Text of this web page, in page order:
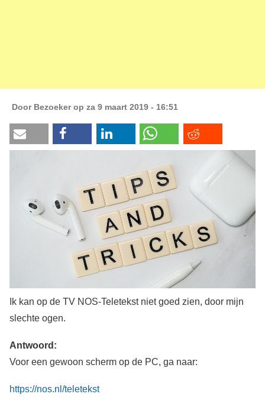
Door Bezoekerop za 9 maart 2019 - 16:51
Ik kan op de TV NOS-Teletekst niet goed zien, door mijn
slechte ogen.
Antwoord:
Voor een gewoon scherm op de PC, ga naar:
https://nos.nl/teletekst